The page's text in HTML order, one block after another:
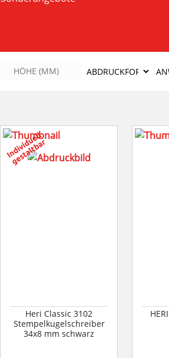
Heri Classic 3102
Stempelkugelschreiber
34x8 mm schwarz